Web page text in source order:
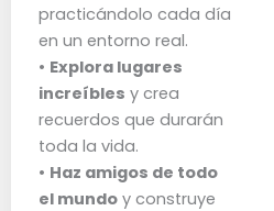
practicándolo cada día
en un entorno real.
• Explora lugares
increíbles y crea
recuerdos que durarán
toda la vida.
• Haz amigos de todo
el mundo y construye